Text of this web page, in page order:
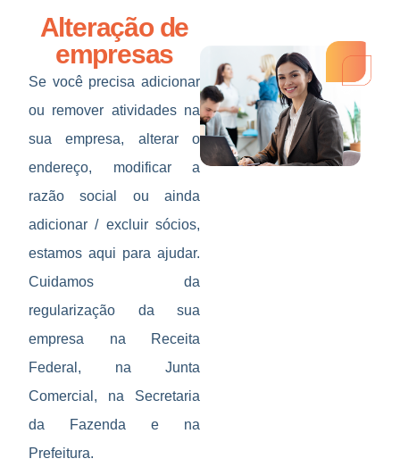
Alteração de
empresas
Se você precisa adicionar
ou remover atividades na
sua empresa, alterar o
endereço, modificar a
razão social ou ainda
adicionar / excluir sócios,
estamos aqui para ajudar.
Cuidamos da
regularização da sua
empresa na Receita
Federal, na Junta
Comercial, na Secretaria
da Fazenda e na
Prefeitura.